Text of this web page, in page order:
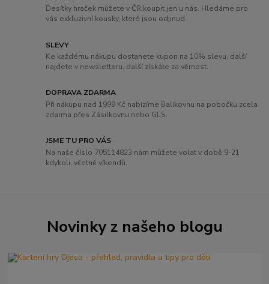
Desítky hraček můžete v ČR koupit jen u nás. Hledáme pro
vás exkluzivní kousky, které jsou odjinud.
SLEVY
Ke každému nákupu dostanete kupon na 10% slevu, další
najdete v newsletteru, další získáte za věrnost.
DOPRAVA ZDARMA
Při nákupu nad 1999 Kč nabízíme Balíkovnu na pobočku zcela
zdarma přes Zásilkovnu nebo GLS.
JSME TU PRO VÁS
Na naše číslo 705114823 nám můžete volat v době 9-21
kdykoli, včetně víkendů.
Novinky z našeho blogu